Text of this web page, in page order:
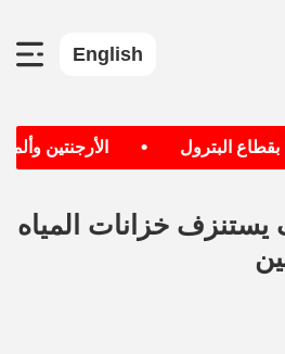
English
البترول الأرجنتين
يستنزف خزانات المياه